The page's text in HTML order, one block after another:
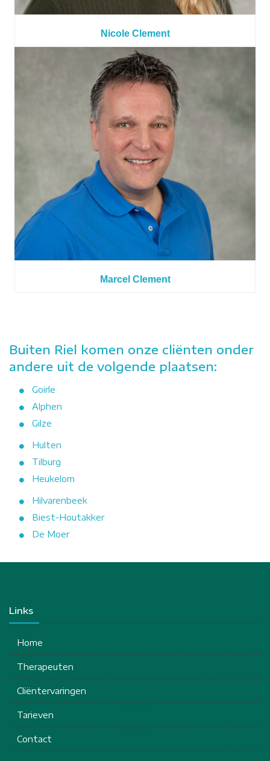
Nicole Clement
Marcel Clement
Buiten Riel komen onze cliënten onder
andere uit de volgende plaatsen:
Goirle
Alphen
Gilze
Hulten
Tilburg
Heukelom
Hilvarenbeek
Biest-Houtakker
De Moer
Links
Home
Therapeuten
Cliëntervaringen
Tarieven
Contact